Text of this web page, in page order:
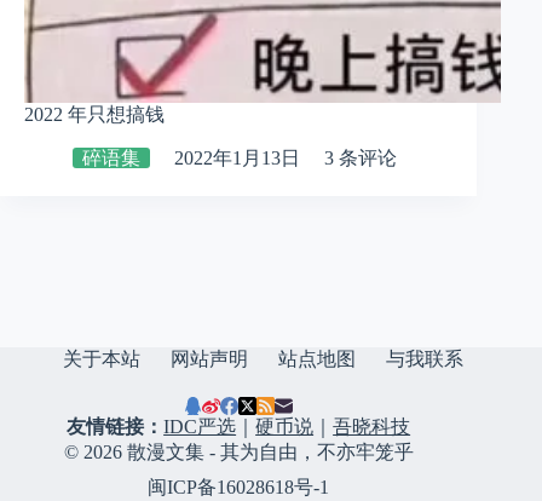
2022 年只想搞钱
碎语集 2022年1月13日 3 条评论
关于本站 网站声明 站点地图 与我联系
友情链接：IDC严选 ｜硬币说 ｜吾晓科技
© 2026 散漫文集 - 其为自由，不亦牢笼乎
闽ICP备16028618号-1